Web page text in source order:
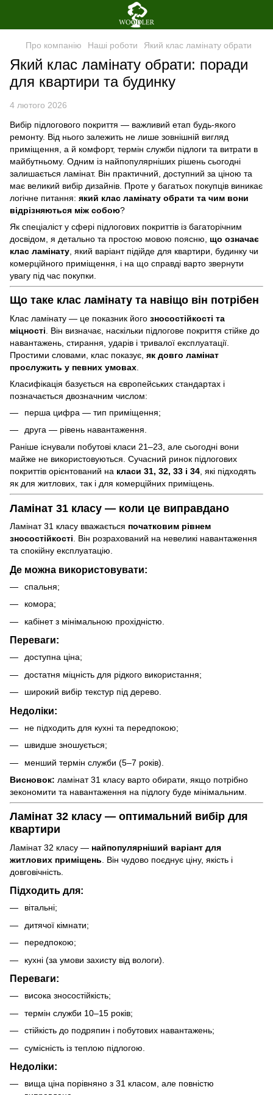
Про компанію Наші роботи Який клас ламінату обрати
Який клас ламінату обрати: поради
для квартири та будинку
4 лютого 2026
Вибір підлогового покриття — важливий етап будь-якого
ремонту. Від нього залежить не лише зовнішній вигляд
приміщення, а й комфорт, термін служби підлоги та витрати в
майбутньому. Одним із найпопулярніших рішень сьогодні
залишається ламінат. Він практичний, доступний за ціною та
має великий вибір дизайнів. Проте у багатьох покупців виникає
логічне питання: який клас ламінату обрати та чим вони
відрізняються між собою?
Як спеціаліст у сфері підлогових покриттів із багаторічним
досвідом, я детально та простою мовою поясню, що означає
клас ламінату , який варіант підійде для квартири, будинку чи
комерційного приміщення, і на що справді варто звернути
увагу під час покупки.
Що таке клас ламінату та навіщо він потрібен
Клас ламінату — це показник його зносостійкості та
міцності . Він визначає, наскільки підлогове покриття стійке до
навантажень, стирання, ударів і тривалої експлуатації.
Простими словами, клас показує, як довго ламінат
прослужить у певних умовах
Класифікація базується на європейських стандартах і
позначається двозначним числом:
перша цифра — тип приміщення;
друга — рівень навантаження.
Раніше існували побутові класи 21–23, але сьогодні вони
майже не використовуються. Сучасний ринок підлогових
покриттів орієнтований на класи 31, 32, 33 і 34, які підходять
як для житлових, так і для комерційних приміщень.
Ламінат 31 класу — коли це виправдано
Ламінат 31 класу вважається початковим рівнем
зносостійкості . Він розрахований на невеликі навантаження
та спокійну експлуатацію.
Де можна використовувати:
спальня;
комора;
кабінет з мінімальною прохідністю.
Переваги:
доступна ціна;
достатня міцність для рідкого використання;
широкий вибір текстур під дерево.
Недоліки:
не підходить для кухні та передпокою;
швидше зношується;
менший термін служби (5–7 років).
Висновок: ламінат 31 класу варто обирати, якщо потрібно
зекономити та навантаження на підлогу буде мінімальним.
Ламінат 32 класу — оптимальний вибір для
квартири
Ламінат 32 класу — найпопулярніший варіант для
житлових приміщень . Він чудово поєднує ціну, якість і
довговічність.
Підходить для:
вітальні;
дитячої кімнати;
передпокою;
кухні (за умови захисту від вологи).
Переваги:
висока зносостійкість;
термін служби 10–15 років;
стійкість до подряпин і побутових навантажень;
сумісність із теплою підлогою.
Недоліки:
вища ціна порівняно з 31 класом, але повністю